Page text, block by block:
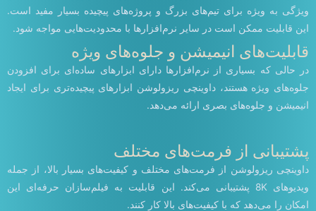
ویژگی به ویژه برای تیم‌های بزرگ و پروژه‌های پیچیده بسیار مفید است.
این قابلیت ممکن است در سایر نرم‌افزارها با محدودیت‌هایی مواجه شود.
قابلیت‌های انیمیشن و جلوه‌های ویژه
در حالی که بسیاری از نرم‌افزارها دارای ابزارهای ساده‌ای برای افزودن
جلوه‌های ویژه هستند، داوینچی ریزولوشن ابزارهای پیچیده‌تری برای ایجاد
انیمیشن و جلوه‌های بصری ارائه می‌دهد.
پشتیبانی از فرمت‌های مختلف
داوینچی ریزولوشن از فرمت‌های مختلف و کیفیت‌های بسیار بالا، از جمله
ویدیوهای 8K پشتیبانی می‌کند. این قابلیت به فیلم‌سازان حرفه‌ای این
امکان را می‌دهد که با کیفیت‌های بالا کار کنند.